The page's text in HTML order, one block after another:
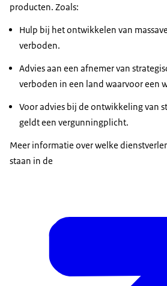
producten. Zoals:
Hulp bij het ontwikkelen van
verboden.
Advies aan een afnemer van
verboden in een land waarvoor een
Voor advies bij de ontwikkeling van
geldt een vergunningplicht.
Meer informatie over welke
staan in de